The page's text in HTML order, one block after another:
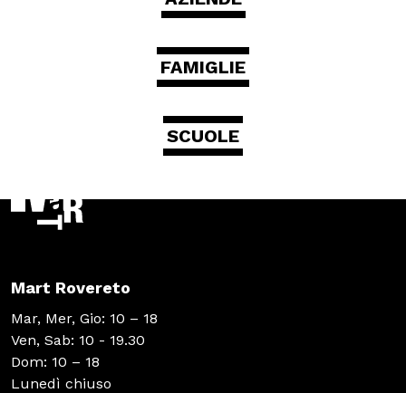
FAMIGLIE
SCUOLE
Mart Rovereto
Mar, Mer, Gio: 10 – 18
Ven, Sab: 10 - 19.30
Dom: 10 – 18
Lunedì chiuso